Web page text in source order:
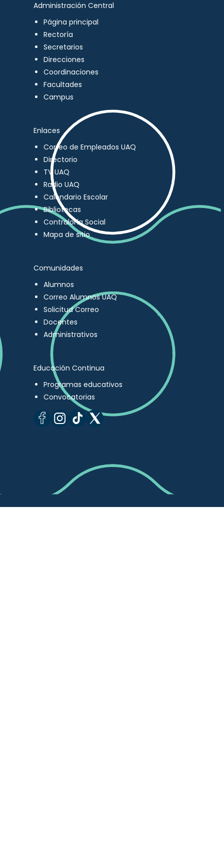
Administración Central
Página principal
Rectoría
Secretarios
Direcciones
Coordinaciones
Facultades
Campus
Enlaces
Correo de Empleados UAQ
Directorio
TV UAQ
Radio UAQ
Calendario Escolar
Bibliotecas
Contraloría Social
Mapa de sitio
Comunidades
Alumnos
Correo Alumnos UAQ
Solicitud Correo
Docentes
Administrativos
Educación Continua
Programas educativos
Convocatorias